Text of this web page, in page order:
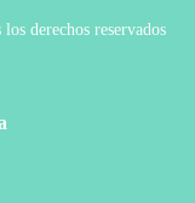
derechos reservados